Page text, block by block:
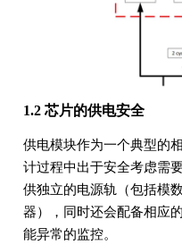
1.2 芯片的供电安全
供电模块作为一个典型的
计过程中出于安全考虑需
供独立的电源轨（包括模
器），同时还会配备相应
能异常的监控。